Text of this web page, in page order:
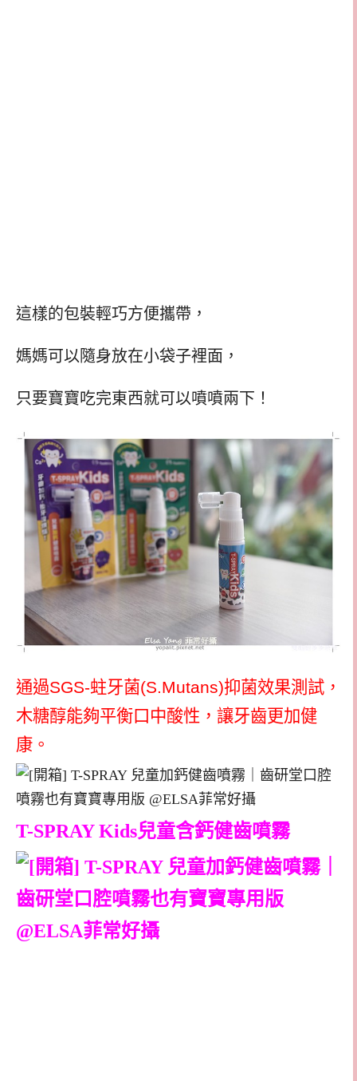
這樣的包裝輕巧方便攜帶，
媽媽可以隨身放在小袋子裡面，
只要寶寶吃完東西就可以噴噴兩下！
通過SGS-蛀牙菌(S.Mutans)抑菌效果測試，
木糖醇能夠平衡口中酸性，讓牙齒更加健
康。
T-SPRAY Kids兒童含鈣健齒噴霧